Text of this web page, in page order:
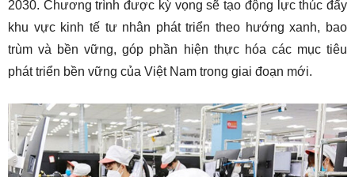
2030. Chương trình được kỳ vọng sẽ tạo động lực thúc đẩy
khu vực kinh tế tư nhân phát triển theo hướng xanh, bao
trùm và bền vững, góp phần hiện thực hóa các mục tiêu
phát triển bền vững của Việt Nam trong giai đoạn mới.